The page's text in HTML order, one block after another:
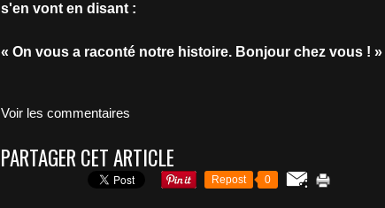
s'en vont en disant :
« On vous a raconté notre histoire. Bonjour chez vous ! »
Voir les commentaires
PARTAGER CET ARTICLE
Repost 0